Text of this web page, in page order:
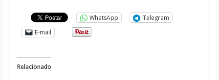
WhatsApp
Telegram
E-mail
Relacionado